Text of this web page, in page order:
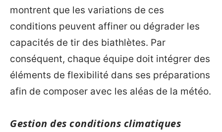
montrent que les variations de ces
conditions peuvent affiner ou dégrader les
capacités de tir des biathlètes. Par
conséquent, chaque équipe doit intégrer des
éléments de flexibilité dans ses préparations
afin de composer avec les aléas de la météo.
Gestion des conditions climatiques